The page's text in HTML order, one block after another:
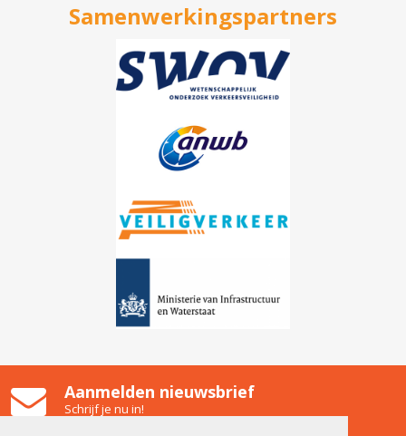
Samenwerkingspartners
Aanmelden nieuwsbrief
Schrijf je nu in!